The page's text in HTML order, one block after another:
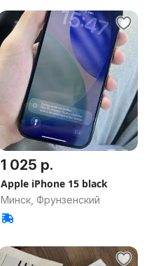
1 025 р.
Apple iPhone 15 black
Минск, Фрунзенский